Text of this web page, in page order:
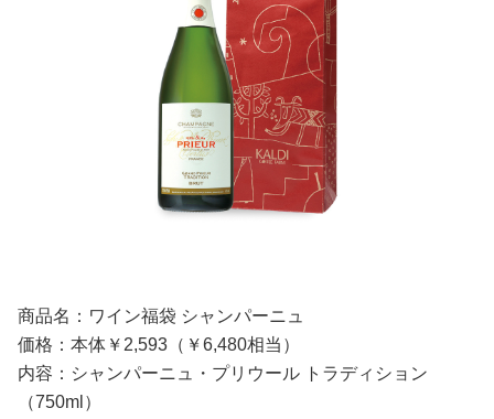
商品名：ワイン福袋 シャンパーニュ
価格：本体￥2,593（￥6,480相当）
内容：シャンパーニュ・プリウール トラディション
（750ml）